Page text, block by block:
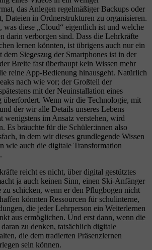
das Anlegen regelmäßiger Backups oder
Dateien in Ordnerstrukturen zu organisieren.
was diese „Cloud“ eigentlich ist und welche
darin verborgen sind. Dass die Lehrkräfte
lernen könnten, ist übrigens auch nur ein
dem Siegeszug der Smartphones ist in der
Breite fast überhaupt kein Wissen mehr
reine App-Bedienung hinausgeht. Natürlich
nach wie vor; der Großteil der
mit der Neuinstallation eines
überfordert. Wenn wir die Technologie, mit
der wir alle Details unseres Lebens
wenigstens im Ansatz verstehen, wird
Es bräuchte für die Schüler:innen also
in dem wir dieses grundlegende Wissen
wie auch die digitale Transformation
reicht es nicht, über digital gestütztes
ja auch keinen Sinn, einen Ski-Anfänger
zu schicken, wenn er den Pflugbogen nicht
könnten Ressourcen für schulinterne,
die jeder Lehrperson ein Weiterlernen
aus ermöglichen. Und erst dann, wenn die
zu denken, tatsächlich digitale
die dem tradierten Präsenzlernen
sein können.